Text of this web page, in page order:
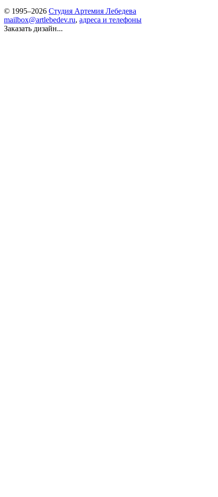
© 1995–2026 Студия Артемия Лебедева
mailbox@artlebedev.ru, адреса и телефоны
Заказать дизайн...